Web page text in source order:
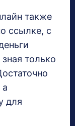
также
ссылке, с
только
а
для